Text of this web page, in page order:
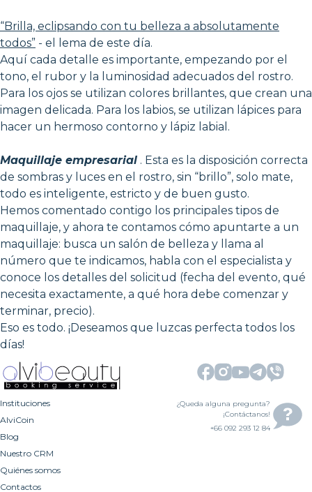
“Brilla, eclipsando con tu belleza a absolutamente
todos” - el lema de este día.
Aquí cada detalle es importante, empezando por el
tono, el rubor y la luminosidad adecuados del rostro.
Para los ojos se utilizan colores brillantes, que crean una
imagen delicada. Para los labios, se utilizan lápices para
hacer un hermoso contorno y lápiz labial.
Maquillaje empresarial . Esta es la disposición correcta
de sombras y luces en el rostro, sin “brillo”, solo mate,
todo es inteligente, estricto y de buen gusto.
Hemos comentado contigo los principales tipos de
maquillaje, y ahora te contamos cómo apuntarte a un
maquillaje: busca un salón de belleza y llama al
número que te indicamos, habla con el especialista y
conoce los detalles del solicitud (fecha del evento, qué
necesita exactamente, a qué hora debe comenzar y
terminar, precio).
Eso es todo. ¡Deseamos que luzcas perfecta todos los
días!
Instituciones
AlviCoin
Blog
Nuestro CRM
Quiénes somos
Contactos
¿Queda alguna pregunta?
¡Contáctanos!
+66 092 293 12 84